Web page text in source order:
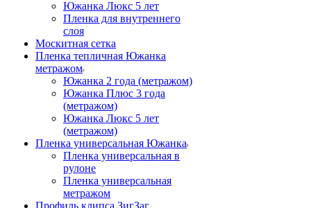
Южанка Люкс 5 лет
Пленка для внутреннего
слоя
Москитная сетка
Пленка тепличная Южанка
метражом
Южанка 2 года (метражом)
Южанка Плюс 3 года
(метражом)
Южанка Люкс 5 лет
(метражом)
Пленка универсальная Южанка
Пленка универсальная в
рулоне
Пленка универсальная
метражом
Профиль клипса ЗигЗаг